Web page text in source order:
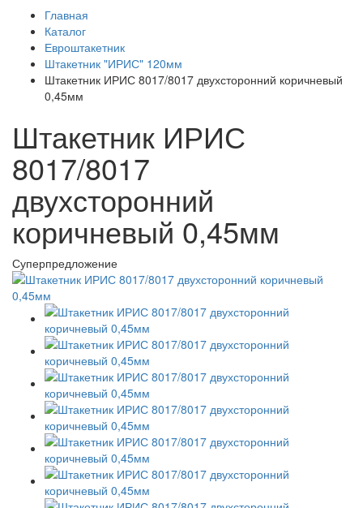
Главная
Каталог
Евроштакетник
Штакетник "ИРИС" 120мм
Штакетник ИРИС 8017/8017 двухсторонний коричневый
0,45мм
Штакетник ИРИС
8017/8017
двухсторонний
коричневый 0,45мм
Суперпредложение